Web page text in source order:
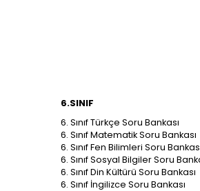
6.SINIF
6. Sınıf Türkçe Soru Bankası
6. Sınıf Matematik Soru Bankası
6. Sınıf Fen Bilimleri Soru
6. Sınıf Sosyal Bilgiler Soru
6. Sınıf Din Kültürü Soru Bankası
6. Sınıf İngilizce Soru Bankası